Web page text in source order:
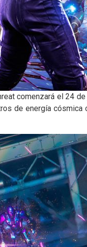
comenzará el 24
de energía